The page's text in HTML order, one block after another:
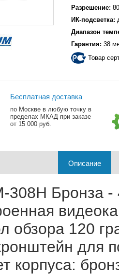
Разрешение:
ИК-подсветка:
Диапазон
Гарантия: 38
Товар
Бесплатная доставка
по Москве в любую точку в
пределах МКАД при заказе
от 15 000 руб.
Описание
308H Бронза -
обзора 120
для
корпуса: